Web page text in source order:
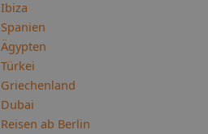
Ibiza
Spanien
Ägypten
Türkei
Griechenland
Dubai
Reisen ab Berlin